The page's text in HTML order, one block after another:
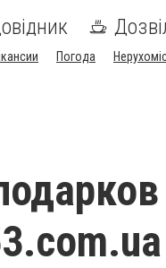
Погода